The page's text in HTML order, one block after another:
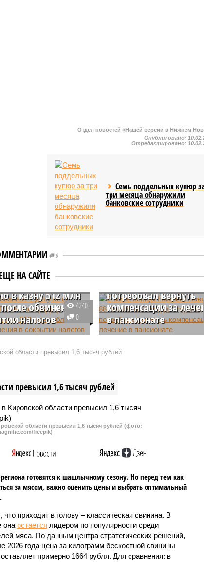
Отдел новостей «Нашей версии в Нижнем
Опубликовано:
Отредактировано:
Семь поддельных купюр
три месяца обнаружили
банковские сотрудники
0
ЕЩЕ НА САЙТЕ
с
Гойхманом ТП
в казну 512 млн
обвинения
налогов
ООО ТП
возбуждено сразу
задолженность
области более
рублей.
4240
0
С жительницы
инвалида 1 группы,
потребовал вернуть
компенсации за
в пансионате
Порядка 46 тыс. рублей
фонд в Нижнем Новгороде у
фондом компенсаций.
области превысил 1,6 тысяч рублей
превысил 1,6 тысяч рублей
области превысил 1,6 тысяч рублей (фото:
freepik)
готовятся к шашлычному сезону. Но перед тем как
за мясом, важно оценить цены и выбрать оптимальный
что приходит в голову – классическая свинина. В
она остается лидером по популярности среди
мяса. По данным центра стратегических решений,
2026 года цена за килограмм бескостной свинины
примерно 1664 рубля. Для сравнения: в